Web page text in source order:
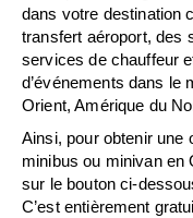
dans votre destination
transfert aéroport, des
services de chauffeur
d’événements dans le
Orient, Amérique du
Ainsi, pour obtenir une
minibus ou minivan en
sur le bouton ci-
C’est entièrement